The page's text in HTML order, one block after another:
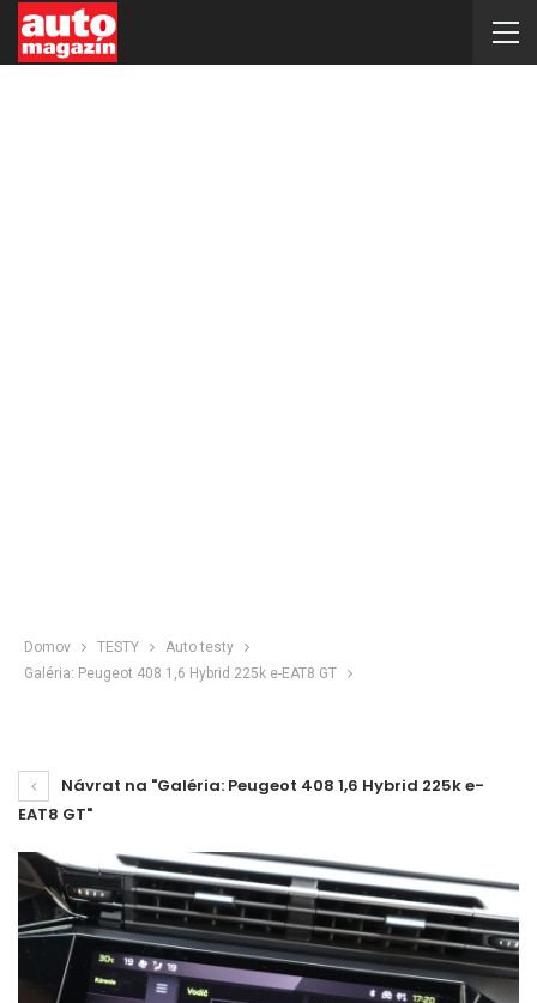
Domov TESTY
Auto testy
Galéria: Peugeot 408 1,6 Hybrid 225k e-EAT8 GT
Návrat na "Galéria: Peugeot 408 1,6 Hybrid 225k e-
EAT8 GT"